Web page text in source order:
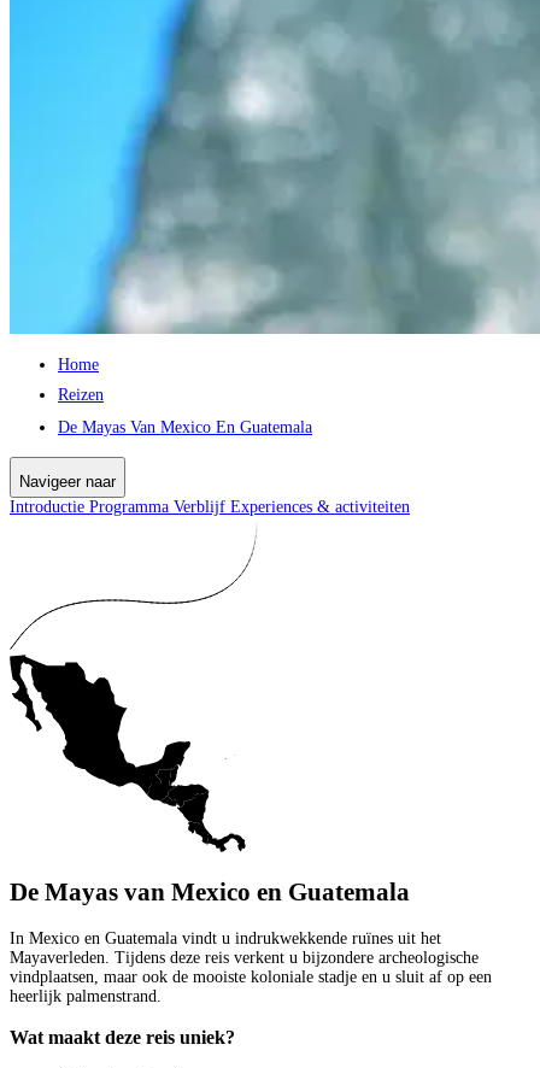
Home
Reizen
De Mayas Van Mexico En Guatemala
Navigeer naar
Introductie Programma Verblijf Experiences & activiteiten
De Mayas van Mexico en Guatemala
In Mexico en Guatemala vindt u indrukwekkende ruïnes uit het
Mayaverleden. Tijdens deze reis verkent u bijzondere archeologische
vindplaatsen, maar ook de mooiste koloniale stadje en u sluit af op een
heerlijk palmenstrand.
Wat maakt deze reis uniek?